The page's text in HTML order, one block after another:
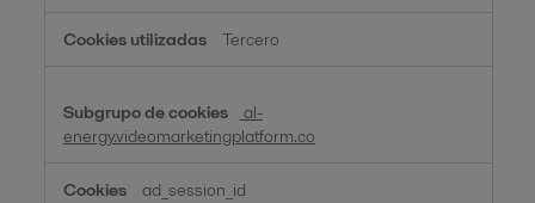
Tercero
al-
energy.videomarketingplatform.co
ad_session_id